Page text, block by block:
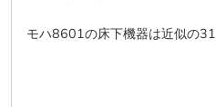
モハ8601の床下機器は近似の